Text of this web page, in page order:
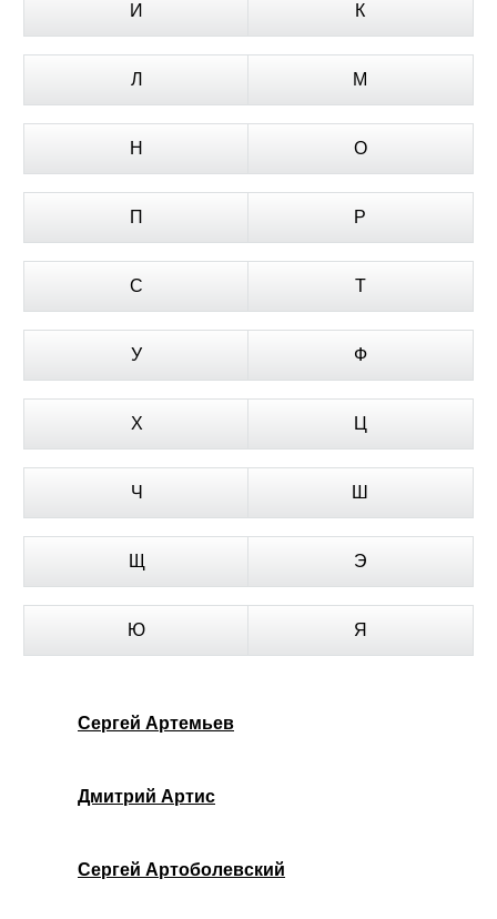
И К
Л М
Н О
П Р
С Т
У Ф
Х Ц
Ч Ш
Щ Э
Ю Я
Сергей Артемьев
Дмитрий Артис
Сергей Артоболевский